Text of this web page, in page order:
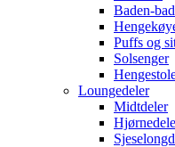
Baden-
Puffs og
Solsenger
Loungedeler
Midtdeler